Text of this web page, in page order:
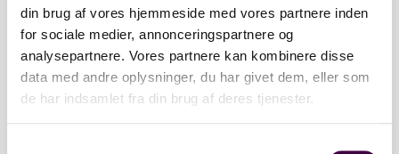
din brug af vores hjemmeside med vores partnere inden
for sociale medier, annonceringspartnere og
analysepartnere. Vores partnere kan kombinere disse
data med andre oplysninger, du har givet dem, eller som
de har indsamlet fra din brug af deres tjenester.
6-7 TONS
60 ZT
65 TR